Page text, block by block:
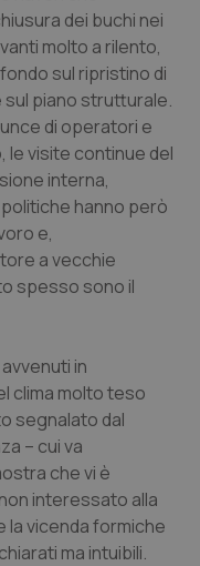
dei buchi nei
molto a rilento,
sul ripristino di
sul piano strutturale.
di operatori e
le visite continue del
interna,
hanno però
e,
a vecchie
spesso sono il
in
clima molto teso
segnalato dal
– cui va
che vi è
interessato alla
la vicenda formiche
ma intuibili.
alle aree
grado di
cookie.
/Dominio
.youtube.com
CookieScript
www.quotidianosanita.it